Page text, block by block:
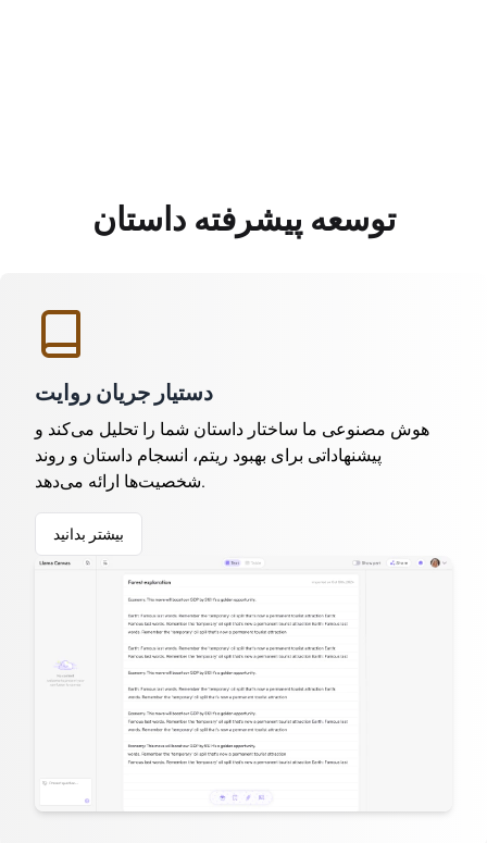
توسعه پیشرفته داستان
دستیار جریان روایت
هوش مصنوعی ما ساختار داستان شما را تحلیل می‌کند و
پیشنهاداتی برای بهبود ریتم، انسجام داستان و روند
شخصیت‌ها ارائه می‌دهد.
بیشتر بدانید